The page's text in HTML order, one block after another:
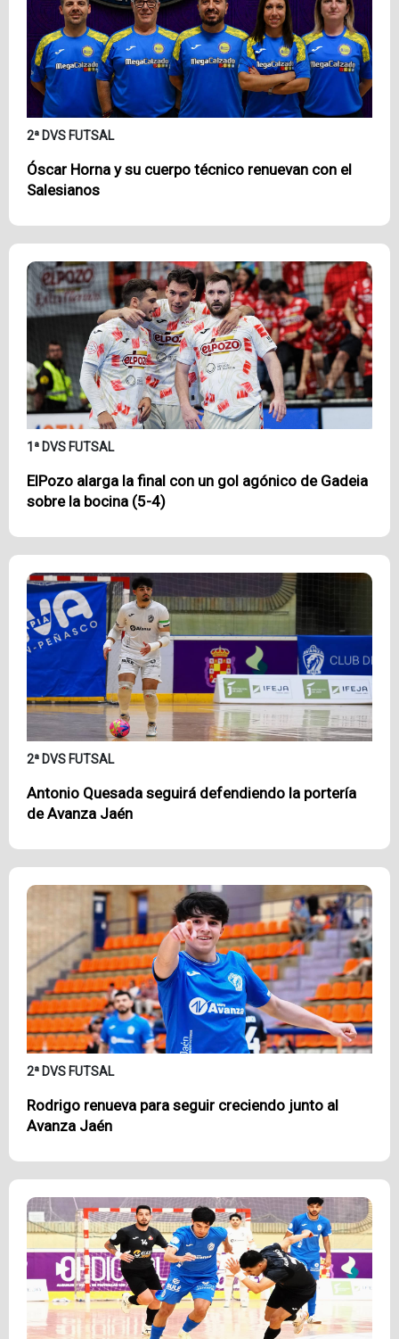
2ª DVS FUTSAL
Óscar Horna y su cuerpo técnico renuevan con el
Salesianos
1ª DVS FUTSAL
ElPozo alarga la final con un gol agónico de Gadeia
sobre la bocina (5-4)
2ª DVS FUTSAL
Antonio Quesada seguirá defendiendo la portería
de Avanza Jaén
2ª DVS FUTSAL
Rodrigo renueva para seguir creciendo junto al
Avanza Jaén